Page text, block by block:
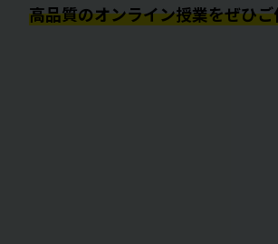
高品質のオンライン授業をぜひ